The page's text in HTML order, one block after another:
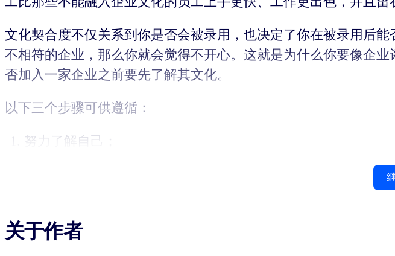
文化契合度不仅关系到你是否会被录用，也决定了你在被录用后
不相符的企业，那么你就会觉得不开心。这就是为什么你要像企
否加入一家企业之前要先了解其文化。
以下三个步骤可供遵循：
努力了解自己；
关于作者